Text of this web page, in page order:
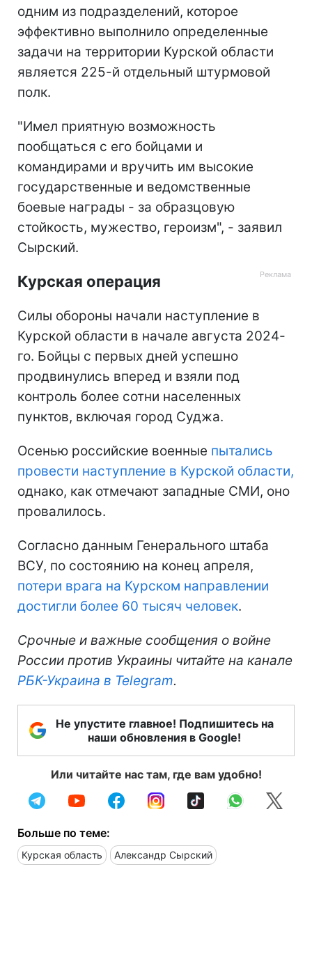
одним из подразделений, которое
эффективно выполнило определенные
задачи на территории Курской области
является 225-й отдельный штурмовой
полк.
"Имел приятную возможность
пообщаться с его бойцами и
командирами и вручить им высокие
государственные и ведомственные
боевые награды - за образцовую
стойкость, мужество, героизм", - заявил
Сырский.
Курская операция
Силы обороны начали наступление в
Курской области в начале августа 2024-
го. Бойцы с первых дней успешно
продвинулись вперед и взяли под
контроль более сотни населенных
пунктов, включая город Суджа.
Осенью российские военные пытались
провести наступление в Курской области,
однако, как отмечают западные СМИ, оно
провалилось.
Согласно данным Генерального штаба
ВСУ, по состоянию на конец апреля,
потери врага на Курском направлении
достигли более 60 тысяч человек.
Срочные и важные сообщения о войне
России против Украины читайте на канале
РБК-Украина в Telegram.
Не упустите главное! Подпишитесь на
наши обновления в Google!
Или читайте нас там, где вам удобно!
Больше по теме:
Курская область Александр Сырский